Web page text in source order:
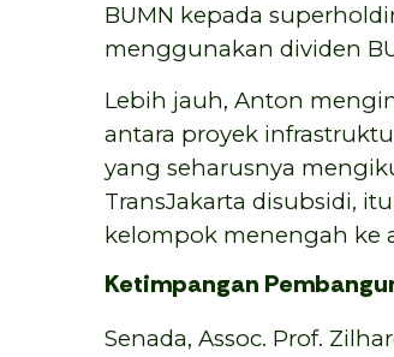
BUMN kepada
menggunakan dividen
Lebih jauh, Anton
antara proyek
yang seharusnya
TransJakarta disubsidi,
kelompok menengah ke
Ketimpangan
Senada, Assoc. Prof.